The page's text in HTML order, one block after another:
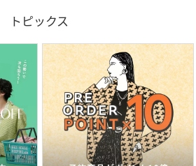
トピックス